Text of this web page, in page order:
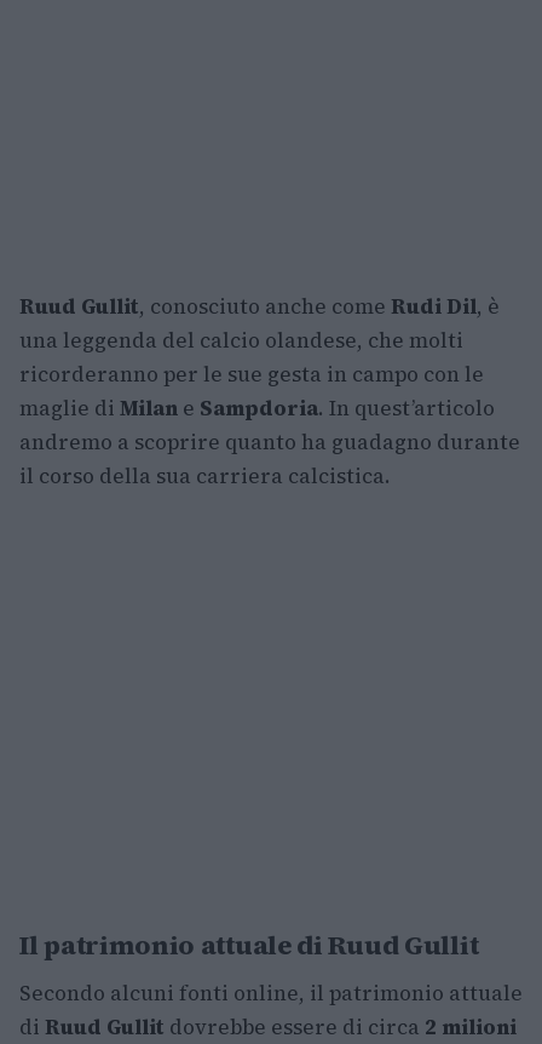
Ruud Gullit, conosciuto anche come Rudi Dil, è
una leggenda del calcio olandese, che molti
ricorderanno per le sue gesta in campo con le
maglie di Milan e Sampdoria. In quest’articolo
andremo a scoprire quanto ha guadagno durante
il corso della sua carriera calcistica.
Il patrimonio attuale di Ruud Gullit
Secondo alcuni fonti online, il patrimonio attuale
di Ruud Gullit dovrebbe essere di circa 2 milioni